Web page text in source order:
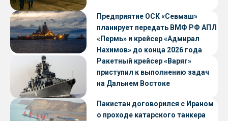
Предприятие ОСК «Севмаш»
планирует передать ВМФ РФ АПЛ
«Пермь» и крейсер «Адмирал
Нахимов» до конца 2026 года
Ракетный крейсер «Варяг»
приступил к выполнению задач
на Дальнем Востоке
Пакистан договорился с Ираном
о проходе катарского танкера